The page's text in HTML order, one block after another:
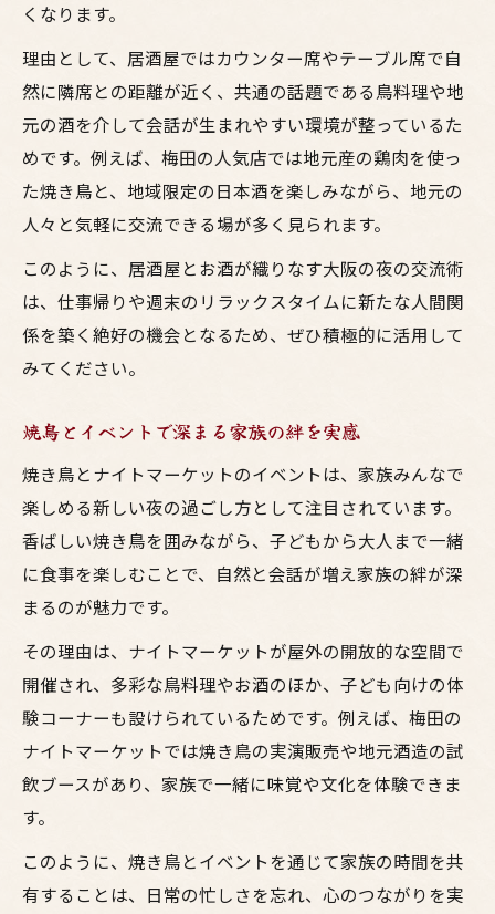
くなります。
理由として、居酒屋ではカウンター席やテーブル席で自
然に隣席との距離が近く、共通の話題である鳥料理や地
元の酒を介して会話が生まれやすい環境が整っているた
めです。例えば、梅田の人気店では地元産の鶏肉を使っ
た焼き鳥と、地域限定の日本酒を楽しみながら、地元の
人々と気軽に交流できる場が多く見られます。
このように、居酒屋とお酒が織りなす大阪の夜の交流術
は、仕事帰りや週末のリラックスタイムに新たな人間関
係を築く絶好の機会となるため、ぜひ積極的に活用して
みてください。
焼鳥とイベントで深まる家族の絆を実感
焼き鳥とナイトマーケットのイベントは、家族みんなで
楽しめる新しい夜の過ごし方として注目されています。
香ばしい焼き鳥を囲みながら、子どもから大人まで一緒
に食事を楽しむことで、自然と会話が増え家族の絆が深
まるのが魅力です。
その理由は、ナイトマーケットが屋外の開放的な空間で
開催され、多彩な鳥料理やお酒のほか、子ども向けの体
験コーナーも設けられているためです。例えば、梅田の
ナイトマーケットでは焼き鳥の実演販売や地元酒造の試
飲ブースがあり、家族で一緒に味覚や文化を体験できま
す。
このように、焼き鳥とイベントを通じて家族の時間を共
有することは、日常の忙しさを忘れ、心のつながりを実